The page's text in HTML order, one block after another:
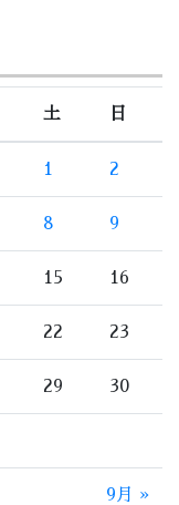
土 日
1 2
8 9
15 16
22 23
29 30
9月 »